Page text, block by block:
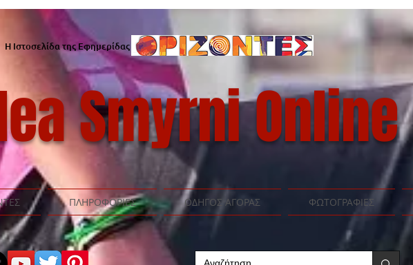
Η Ιστοσελίδα της Εφημερίδας
Smyrni Online
ΠΛΗΡΟΦΟΡΙΕΣ ΟΔΗΓΟΣ ΑΓΟΡΑΣ ΦΩΤΟΓΡΑΦΙΕΣ